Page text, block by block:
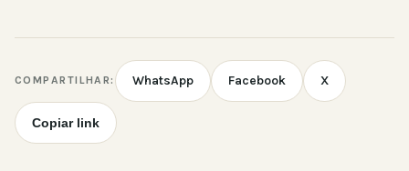
COMPARTILHAR: WhatsApp Facebook X
Copiar link